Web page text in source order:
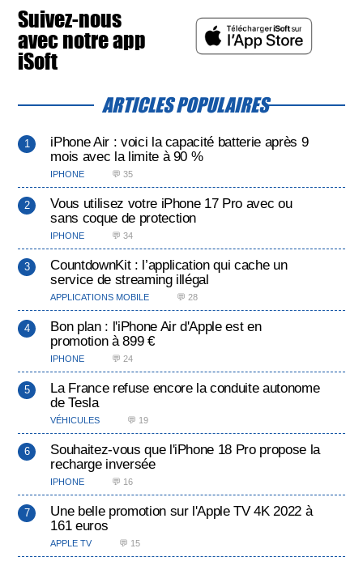
Suivez-nous
avec notre app
iSoft
ARTICLES POPULAIRES
iPhone Air : voici la capacité batterie après 9
mois avec la limite à 90 %
IPHONE 💬 35
Vous utilisez votre iPhone 17 Pro avec ou
sans coque de protection
IPHONE 💬 34
CountdownKit : l’application qui cache un
service de streaming illégal
APPLICATIONS MOBILE 💬 28
Bon plan : l'iPhone Air d'Apple est en
promotion à 899 €
IPHONE 💬 24
La France refuse encore la conduite autonome
de Tesla
VÉHICULES 💬 19
Souhaitez-vous que l'iPhone 18 Pro propose la
recharge inversée
IPHONE 💬 16
Une belle promotion sur l'Apple TV 4K 2022 à
161 euros
APPLE TV 💬 15